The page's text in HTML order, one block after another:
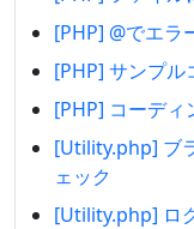
[PHP] @でエラ
[PHP] サンプル
[PHP] コーディ
[Utility.php] ブ
ェック
[Utility.php] ロ